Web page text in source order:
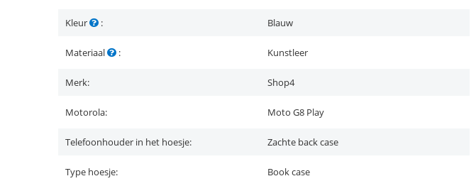
Kleur : Blauw
Materiaal : Kunstleer
Merk: Shop4
Motorola: Moto G8 Play
Telefoonhouder in het hoesje: Zachte back case
Type hoesje: Book case